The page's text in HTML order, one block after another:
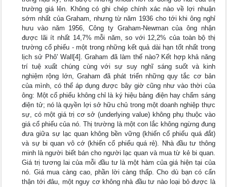
trường giá lên. Không có ghi chép chính xác nào về lợi nhuận
sớm nhất của Graham, nhưng từ năm 1936 cho tới khi ông nghỉ
hưu vào năm 1956, Công ty Graham-Newman của ông nhận
được lãi ít nhất 14,7% mỗi năm, so với 12,2% của toàn bộ thị
trường cổ phiếu - một trong những kết quả dài hạn tốt nhất trong
lịch sử Phô' Wall[4]. Graham đã làm thế nào? Kết hợp khả năng
trí tuệ xuất chúng cùng với sự suy nghĩ sáng suốt và kinh
nghiệm rộng lớn, Graham đã phát triển những quy tắc cơ bản
của mình, có thể áp dụng được bây giờ cũng như vào thời của
ông: Một cổ phiếu không chỉ là ký hiệu bảng điện hay chẩm sáng
điện tử; nó là quyền lợi sở hữu chủ trong một doanh nghiệp thực
sự, có một giá trị cơ sở (underlying value) không phụ thuộc vào
giá cổ phiếu của nó. Thị trường là một con lắc không ngừng đung
đưa giữa sự lạc quan không bền vững (khiến cổ phiếu quá đắt)
và sự bi quan vô cớ (khiến cổ phiếu quá rẻ). Nhà đầu tư thông
minh là người biết bán cho người lạc quan và mua từ kẻ bi quan.
Giá trị tương lai của mỗi đầu tư là một hàm của giá hiện tại của
nó. Giá mua càng cao, phần lời càng thấp. Cho dù bạn có cẩn
thận tới đâu, một nguy cơ không nhà đầu tư nào loại bỏ được là